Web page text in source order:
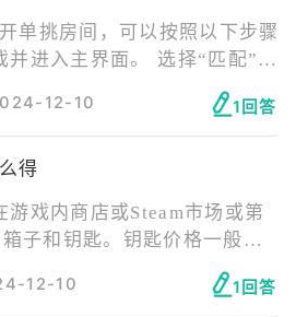
单挑房间，可以按照以下步骤
12-10 1回答
得
子和钥匙。钥匙价格一般是
价格则根据类型和稀有度而
12-10 1回答